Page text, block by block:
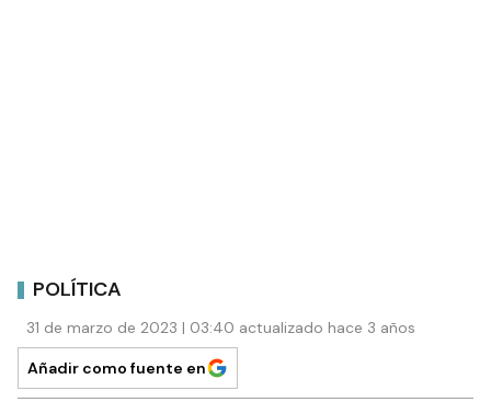
POLÍTICA
31 de marzo de 2023 | 03:40 actualizado hace 3 años
Añadir como fuente en